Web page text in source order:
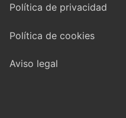
Política de privacidad
Política de cookies
Aviso legal